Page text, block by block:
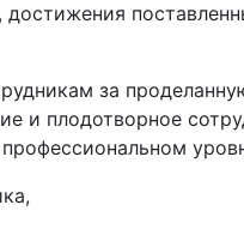
за
и плодотворное